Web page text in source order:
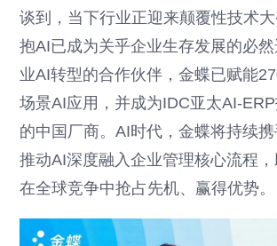
谈到，当下行业正迎来颠覆性技术
抱AI已成为关乎企业生存发展的必
业AI转型的合作伙伴，金蝶已赋能
场景AI应用，并成为IDC亚太AI-
的中国厂商。AI时代，金蝶将持续携
推动AI深度融入企业管理核心流程
在全球竞争中抢占先机、赢得优势。